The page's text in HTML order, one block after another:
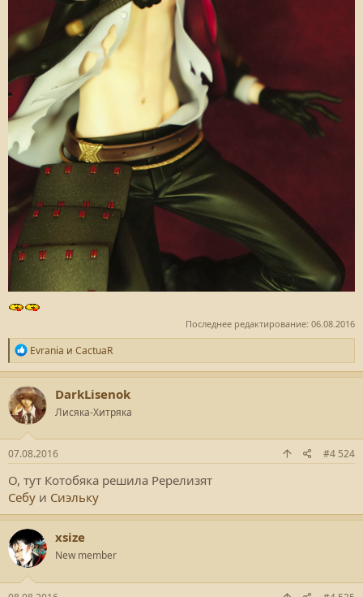
Последнее редактирование: 06.08.2016
Р
е
а
к
ц
и
и
:
Evrania и CactuaR
DarkLisenok
Лисяка-Хитряка
07.08.2016 #4 524
О, тут Котобяка решила Ререлизят
Себу и Сиэльку
xsize
New member